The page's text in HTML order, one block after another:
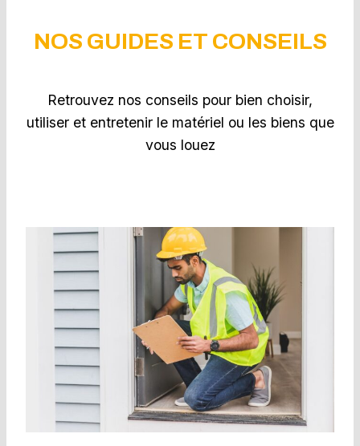
NOS GUIDES ET CONSEILS
Retrouvez nos conseils pour bien choisir,
utiliser et entretenir le matériel ou les biens que
vous louez